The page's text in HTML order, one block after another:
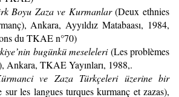
Boyu Zaza ve Kurmanlar(Deux ethnies
Ankara, Ayyıldız Matabaası, 1984,
du TKAE n°70)
bugünkü meseleleri(Les problèmes
Ankara, TKAE Yayınları, 1988,.
ve Zaza Türkçeleri üzerine bir
sur les langues turques kurmanç et zazas),